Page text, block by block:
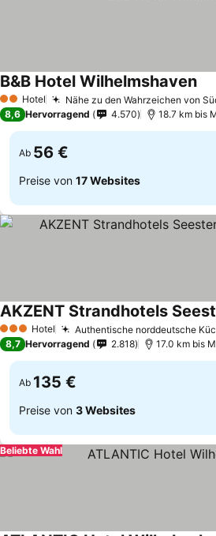
2 Sterne
Hotel Nähe zu den Wahrzeichen von
B&B Hotel Wilhelmshaven
8,6 Hervorragend 4.570 18.7 km bis
Ab 56 €
Preise von 17 Websites
3 SterneHotel Authentische norddeutsche
Preise sehen
8,7 Hervorragend 2.818 17.0 km bis
Ab 135 €
Preise von 3 Websites
Beliebte Wahl